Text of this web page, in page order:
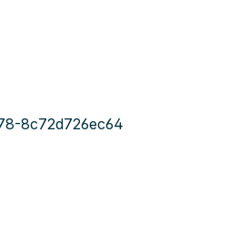
8c72d726ec64